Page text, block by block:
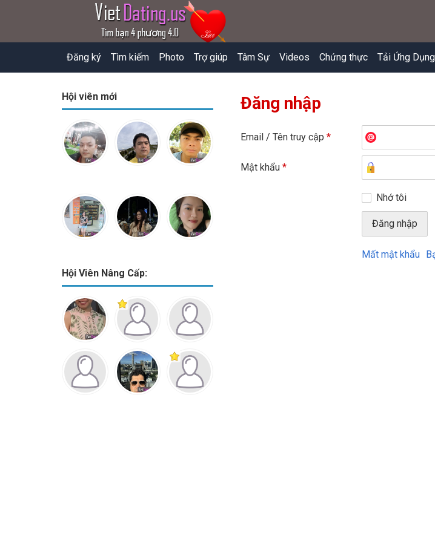
Đăng ký Tìm kiếm Photo Trợ giúp Tâm Sự Videos Chứng thực Tải Ứng Dụng
Hội viên mới
Hội Viên Nâng Cấp:
Đăng nhập
Email / Tên truy cập *
Mật khẩu *
Nhớ tôi
Mất mật khẩu